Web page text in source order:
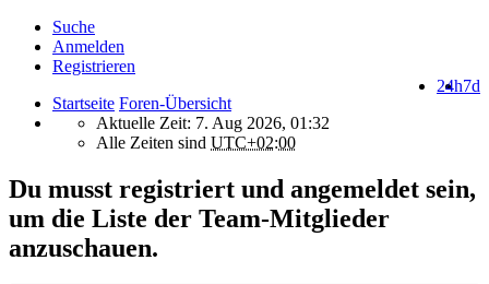
Suche
Anmelden
Registrieren
7d
24h
Startseite Foren-Übersicht
Aktuelle Zeit: 7. Aug 2026, 01:32
Alle Zeiten sind UTC+02:00
Du musst registriert und angemeldet sein,
um die Liste der Team-Mitglieder
anzuschauen.